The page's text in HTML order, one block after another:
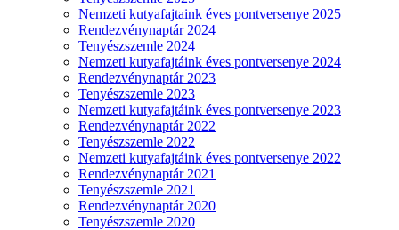
Nemzeti kutyafajtaink éves pontversenye 2025
Rendezvénynaptár 2024
Tenyészszemle 2024
Nemzeti kutyafajtáink éves pontversenye 2024
Rendezvénynaptár 2023
Tenyészszemle 2023
Nemzeti kutyafajtáink éves pontversenye 2023
Rendezvénynaptár 2022
Tenyészszemle 2022
Nemzeti kutyafajtáink éves pontversenye 2022
Rendezvénynaptár 2021
Tenyészszemle 2021
Rendezvénynaptár 2020
Tenyészszemle 2020